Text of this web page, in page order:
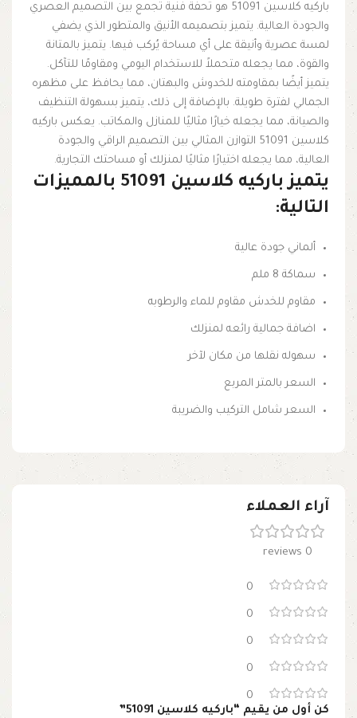
باركيه كلاسين 51091 هو تحفة فنية تجمع بين التصميم العصري
والجودة العالية. يتميز بتصميمه الأنيق والمتطور الذي يضفي
لمسة عصرية وأنيقة على أي مساحة يُركب فيها. يتميز بالمتانة
والقوة، مما يجعله متحملاً للاستخدام اليومي ومقاومًا للتآكل.
يتميز أيضًا بمقاومته للخدوش والبهتان، مما يحافظ على مظهره
الجمالي لفترة طويلة. بالإضافة إلى ذلك، يتميز بسهولة التنظيف
والصيانة، مما يجعله خيارًا مثاليًا للمنازل والمكاتب. يعكس باركيه
كلاسين 51091 التوازن المثالي بين التصميم الراقي والجودة
العالية، مما يجعله اختيارًا مثاليًا لمنزلك أو مساحتك التجارية.
يتميز باركيه كلاسين 51091 بالمميزات
التالية:
ألماني جودة عالية
سماكة 8 ملم
مقاوم للخدش مقاوم للماء والرطوبه
اضافة جمالية رائعه لمنزلك
سهوله نقلها من مكان لآخر
السعر بالمتر المربع
السعر شامل التركيب والضريبة
آراء العملاء
0 reviews
0
0
0
0
0
كن أول من يقيم “باركيه كلاسين 51091”